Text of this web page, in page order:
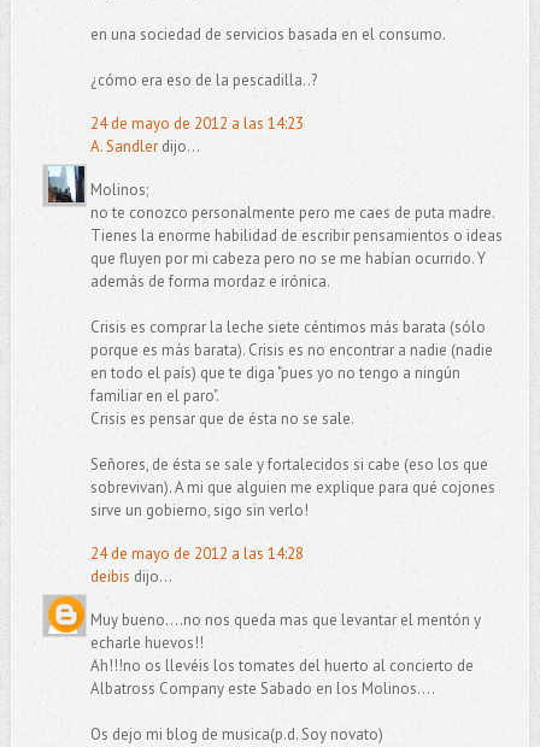
en una sociedad de servicios basada en el consumo.
¿cómo era eso de la pescadilla..?
24 de mayo de 2012 a las 14:23
A. Sandlerdijo...
Molinos;
no te conozco personalmente pero me caes de puta madre.
Tienes la enorme habilidad de escribir pensamientos o ideas
que fluyen por mi cabeza pero no se me habían ocurrido. Y
además de forma mordaz e irónica.
Crisis es comprar la leche siete céntimos más barata (sólo
porque es más barata). Crisis es no encontrar a nadie (nadie
en todo el país) que te diga "pues yo no tengo a ningún
familiar en el paro".
Crisis es pensar que de ésta no se sale.
Señores, de ésta se sale y fortalecidos si cabe (eso los que
sobrevivan). A mi que alguien me explique para qué cojones
sirve un gobierno, sigo sin verlo!
24 de mayo de 2012 a las 14:28
deibis dijo...
Muy bueno....no nos queda mas que levantar el mentón y
echarle huevos!!
Ah!!!no os llevéis los tomates del huerto al concierto de
Albatross Company este Sabado en los Molinos....
Os dejo mi blog de musica(p.d. Soy novato)